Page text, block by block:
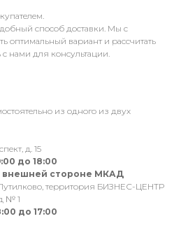
способ доставки. Мы с
оптимальный вариант и рассчитать
с нами для консультации.
из одного из двух
д. 15
до 18:00
внешней стороне МКАД
территория БИЗНЕС-ЦЕНТР
№ 1
до 17:00